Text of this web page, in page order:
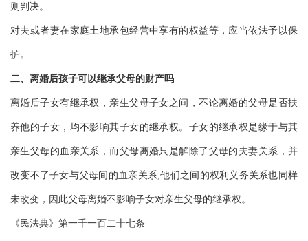
则判决。
对夫或者妻在家庭土地承包经营中享有的权益等，应当依法予以保
护。
二、离婚后孩子可以继承父母的财产吗
离婚后子女有继承权，亲生父母子女之间，不论离婚的父母是否扶
养他的子女，均不影响其子女的继承权。子女的继承权是缘于与其
亲生父母的血亲关系，而父母离婚只是解除了父母的夫妻关系，并
改变不了子女与父母间的血亲关系;他们之间的权利义务关系也同样
未改变，因此父母离婚不影响子女对亲生父母的继承权。
《民法典》第一千一百二十七条